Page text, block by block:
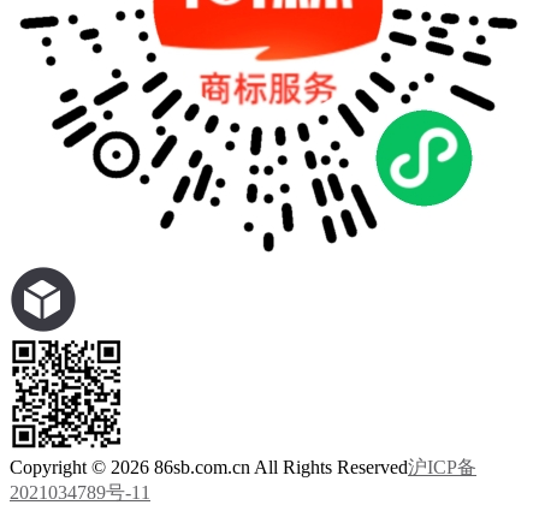
Copyright © 2026 86sb.com.cn All Rights Reserved沪ICP备
2021034789号-11